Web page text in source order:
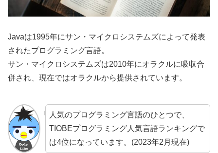
Javaは1995年にサン・マイクロシステムズによって発表
されたプログラミング言語。
サン・マイクロシステムズは2010年にオラクルに吸収合
併され、現在ではオラクルから提供されています。
人気のプログラミング言語のひとつで、
TIOBEプログラミング人気言語ランキングで
は4位になっています。(2023年2月現在)